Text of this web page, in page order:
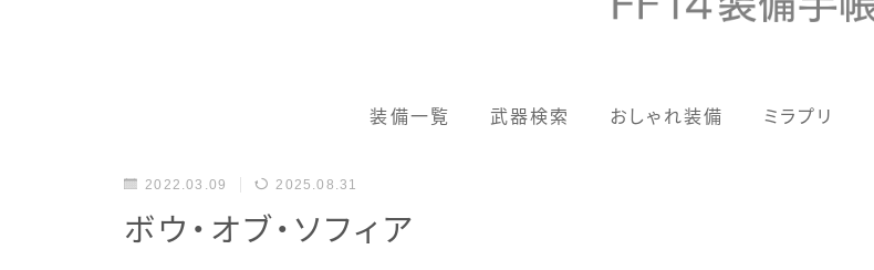
装備一覧 武器検索 おしゃれ装備 ミラプリ
男女別デザイン
2022.03.09 2025.08.31
ボウ・オブ・ソフィア